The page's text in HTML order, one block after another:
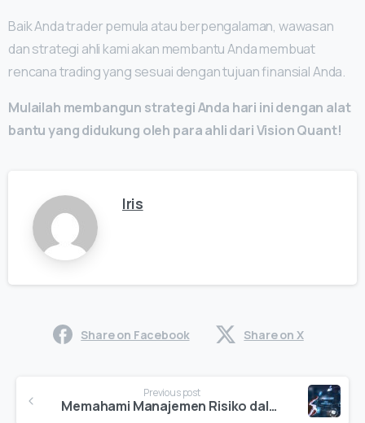
Baik Anda trader pemula atau berpengalaman, wawasan
dan strategi ahli kami akan membantu Anda membuat
rencana trading yang sesuai dengan tujuan finansial Anda.
Mulailah membangun strategi Anda hari ini dengan alat
bantu yang didukung oleh para ahli dari Vision Quant!
Iris
Share on Facebook Share on X
Reading
Previous post
Memahami Manajemen Risiko dalam Trading: Kunci untuk Berinvestasi Lebih Cerdas